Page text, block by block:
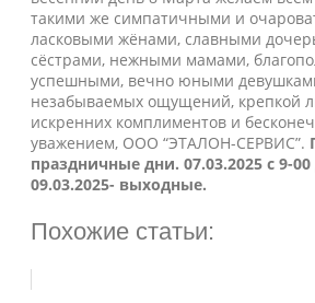
такими же симпатичными и
ласковыми жёнами, славными
сёстрами, нежными мамами,
успешными, вечно юными
незабываемых ощущений, крепкой
искренних комплиментов и
уважением, ООО “ЭТАЛОН-СЕРВИС”.
праздничные дни. 07.03.2025 с 9-00
09.03.2025- выходные.
Похожие статьи: